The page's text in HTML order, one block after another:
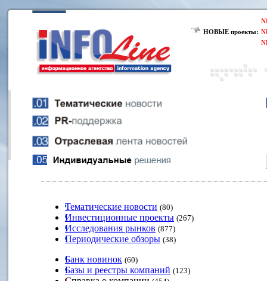
НОВЫЕ проекты:
Тематические новости (80)
Инвестиционные проекты (267)
Исследования рынков (877)
Периодические обзоры (38)
Банк новинок (60)
Базы и реестры компаний (123)